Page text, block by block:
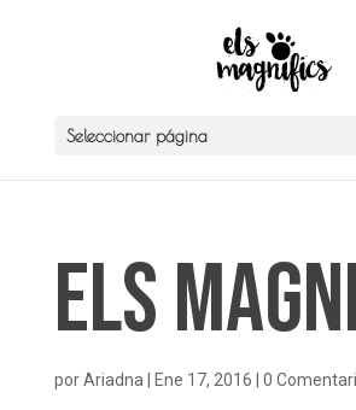
Seleccionar página
Els
porAriadna Ene 17, 2016 0